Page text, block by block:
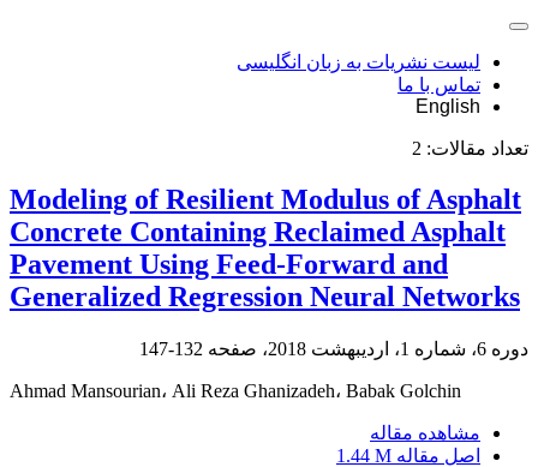
لیست نشریات به زبان انگلیسی
تماس با ما
English
تعداد مقالات: 2
Modeling of Resilient Modulus of Asphalt
Concrete Containing Reclaimed Asphalt
Pavement Using Feed-Forward and
Generalized Regression Neural Networks
دوره 6، شماره 1، اردیبهشت 2018، صفحه 132-147
Ahmad Mansourian، Ali Reza Ghanizadeh، Babak Golchin
مشاهده مقاله
اصل مقاله 1.44 M